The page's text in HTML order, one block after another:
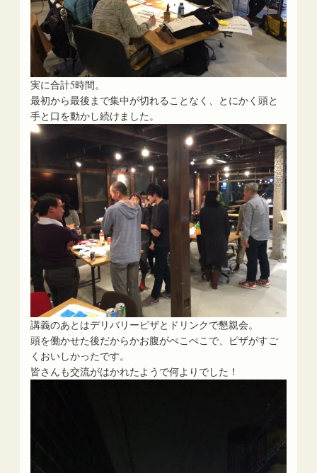
実に合計5時間。
最初から最後まで集中が切れることなく、とにかく頭と
手と口を動かし続けました。
講義のあとはデリバリーピザとドリンクで懇親会。
頭を働かせた後だからかお腹がぺこぺこで、ピザがすご
くおいしかったです。
皆さんも交流がはかれたようで何よりでした！